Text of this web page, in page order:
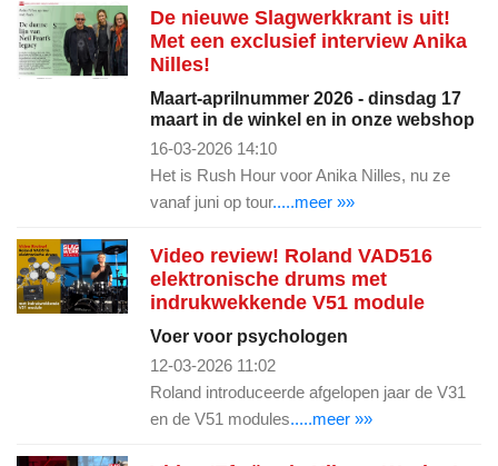
De nieuwe Slagwerkkrant is uit!
Met een exclusief interview Anika
Nilles!
Maart-aprilnummer 2026 - dinsdag 17
maart in de winkel en in onze webshop
16-03-2026 14:10
Het is Rush Hour voor Anika Nilles, nu ze
vanaf juni op tour.....meer »»
Video review! Roland VAD516
elektronische drums met
indrukwekkende V51 module
Voer voor psychologen
12-03-2026 11:02
Roland introduceerde afgelopen jaar de V31
en de V51 modules.....meer »»